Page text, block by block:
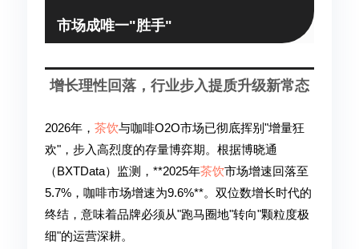
市场成唯一"胜手"
增长理性回落，行业步入提质升级新常态
2026年， 茶饮与咖啡O2O市场已彻底挥别"增量狂
欢"，步入高烈度的存量博弈期。根据博晓通
（BXTData）监测，**2025年茶饮市场增速回落至
5.7%，咖啡市场增速为9.6%**。双位数增长时代的
终结，意味着品牌必须从"跑马圈地"转向"颗粒度极
细"的运营深耕。